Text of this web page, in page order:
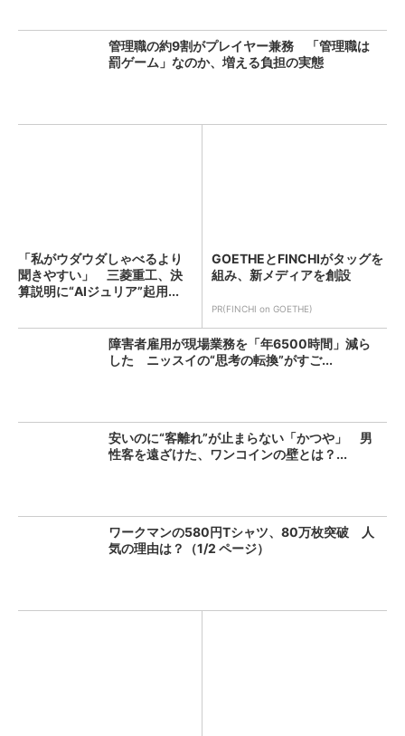
管理職の約9割がプレイヤー兼務 「管理職は
罰ゲーム」なのか、増える負担の実態
「私がウダウダしゃべるより
聞きやすい」 三菱重工、決
算説明に“AIジュリア”起用...
GOETHEとFINCHIがタッグを
組み、新メディアを創設
PR(FINCHI on GOETHE)
障害者雇用が現場業務を「年6500時間」減ら
した ニッスイの“思考の転換”がすご...
安いのに“客離れ”が止まらない「かつや」 男
性客を遠ざけた、ワンコインの壁とは？...
ワークマンの580円Tシャツ、80万枚突破 人
気の理由は？（1/2 ページ）